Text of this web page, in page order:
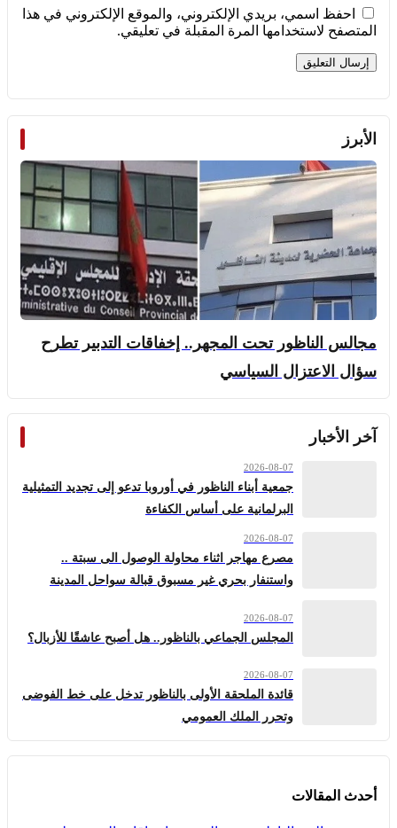
احفظ اسمي، بريدي الإلكتروني، والموقع الإلكتروني في هذا
المتصفح لاستخدامها المرة المقبلة في تعليقي.
الأبرز
مجالس الناظور تحت المجهر.. إخفاقات التدبير تطرح
سؤال الاعتزال السياسي
آخر الأخبار
2026-08-07
جمعية أبناء الناظور في أوروبا تدعو إلى تجديد التمثيلية
البرلمانية على أساس الكفاءة
2026-08-07
مصرع مهاجر اثناء محاولة الوصول الى سبتة ..
واستنفار بحري غير مسبوق قبالة سواحل المدينة
2026-08-07
المجلس الجماعي بالناظور.. هل أصبح عاشقًا للأزبال؟
2026-08-07
قائدة الملحقة الأولى بالناظور تدخل على خط الفوضى
وتحرر الملك العمومي
أحدث المقالات